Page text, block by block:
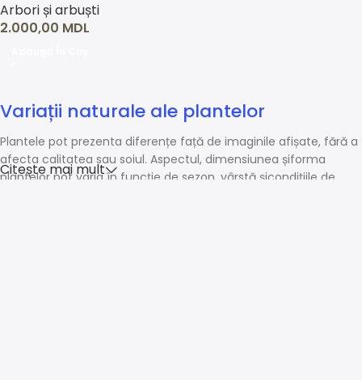
Arbori și arbuști
2.000,00 MDL
Variații naturale ale plantelor
Plantele pot prezenta diferențe față de imaginile afișate, fără a
afecta calitatea sau soiul. Aspectul, dimensiunea șiforma
plantelor pot varia în funcție de sezon, vârstă șicondițiile de
Citește mai mult